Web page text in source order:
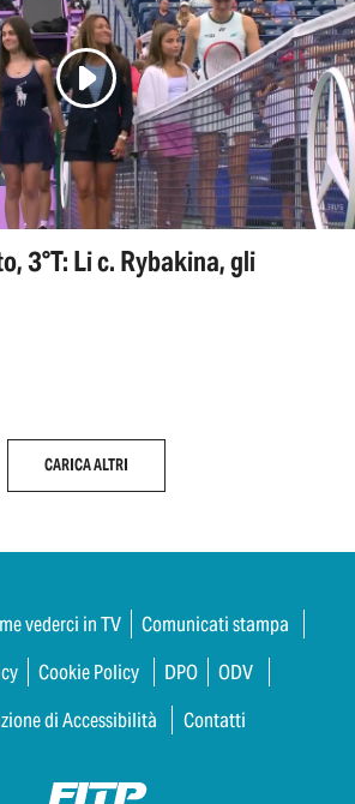
3°T: Li c. Rybakina, gli
CARICA ALTRI
vederci in TV
Comunicati stampa
Cookie Policy DPO
ODV
di Accessibilità
Contatti